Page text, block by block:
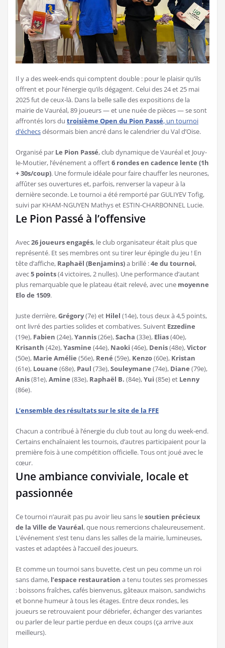
Il y a des week-ends qui comptent double : pour le plaisir qu’ils
offrent et pour l’énergie qu’ils dégagent. Celui des 24 et 25 mai
2025 fut de ceux-là. Dans la belle salle des expositions de la
mairie de Vauréal, 89 joueurs — et une nuée de pièces — se sont
affrontés lors du troisième Open du Pion Passé, un tournoi
d’échecsdésormais bien ancré dans le calendrier du Val d’Oise.
Organisé par Le Pion Passé, club dynamique de Vauréal et Jouy-
le-Moutier, l’événement a offert6 rondes en cadence lente (1h
+ 30s/coup). Une formule idéale pour faire chauffer les neurones,
affûter ses ouvertures et, parfois, renverser la vapeur à la
dernière seconde. Le tournoi a été remporté par GULIYEV Tofig,
suivi par KHAM-NGUYEN Mathys et ESTIN-CHARBONNEL Lucie.
Le Pion Passé à l’offensive
Avec26 joueurs engagés, le club organisateur était plus que
représenté. Et ses membres ont su tirer leur épingle du jeu ! En
tête d’affiche, Raphaël (Benjamins)a brillé :4e du tournoi,
avec5 points(4 victoires, 2 nulles). Une performance d’autant
plus remarquable que le plateau était relevé, avec une moyenne
Elo de 1509.
Juste derrière,Grégory(7e) et Hilel (14e), tous deux à 4,5 points,
ont livré des parties solides et combatives. Suivent Ezzedine
(19e), Fabien (24e),Yannis(26e),Sacha (33e), Elias(40e),
Krisanth (42e),Yasmine (44e), Naoki (46e), Denis(48e),Victor
(50e), Marie Amélie (56e), René (59e), Kenzo(60e), Kristan
(61e), Louane (68e), Paul (73e),Souleymane (74e), Diane (79e),
Anis(81e),Amine (83e), Raphaël B. (84e),Yui (85e) et Lenny
(86e).
L’ensemble des résultats sur le site de la FFE
Chacun a contribué à l’énergie du club tout au long du week-end.
Certains enchaînaient les tournois, d’autres participaient pour la
première fois à une compétition officielle. Tous ont joué avec le
cœur.
Une ambiance conviviale, locale et
passionnée
Ce tournoi n’aurait pas pu avoir lieu sans lesoutien précieux
de la Ville de Vauréal, que nous remercions chaleureusement.
L’événement s’est tenu dans les salles de la mairie, lumineuses,
vastes et adaptées à l’accueil des joueurs.
Et comme un tournoi sans buvette, c’est un peu comme un roi
sans dame, l’espace restauration a tenu toutes ses promesses
: boissons fraîches, cafés bienvenus, gâteaux maison, sandwichs
et bonne humeur à tous les étages. Entre deux rondes, les
joueurs se retrouvaient pour débriefer, échanger des variantes
ou parler de leur partie perdue en deux coups (ça arrive aux
meilleurs).